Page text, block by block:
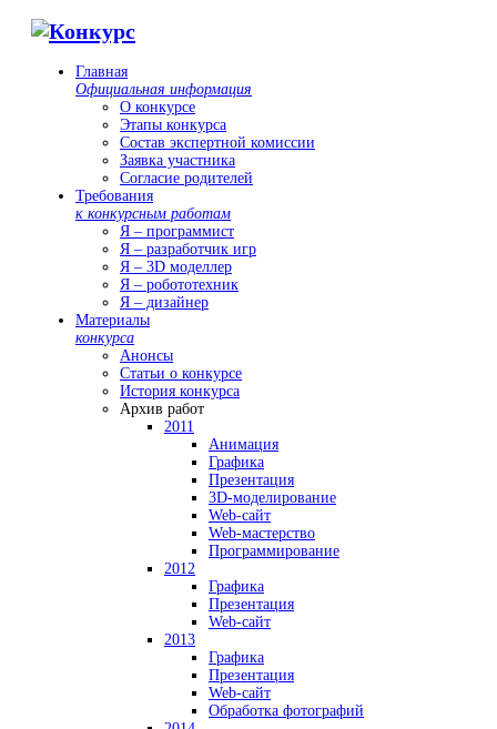
Главная
Официальная информация
О конкурсе
Этапы конкурса
Состав экспертной комиссии
Заявка участника
Согласие родителей
Требования
к конкурсным работам
Я – программист
Я – разработчик игр
Я – 3D моделлер
Я – робототехник
Я – дизайнер
Материалы
конкурса
Анонсы
Статьи о конкурсе
История конкурса
Архив работ
2011
Анимация
Графика
Презентация
3D-моделирование
Web-сайт
Web-мастерство
Программирование
2012
Графика
Презентация
Web-сайт
2013
Графика
Презентация
Web-сайт
Обработка фотографий